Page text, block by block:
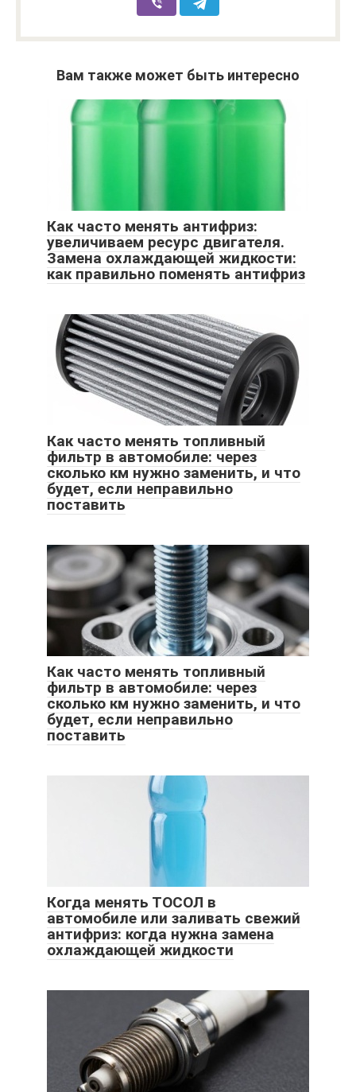
Вам также может быть интересно
Как часто менять антифриз:
увеличиваем ресурс двигателя.
Замена охлаждающей жидкости:
как правильно поменять антифриз
Как часто менять топливный
фильтр в автомобиле: через
сколько км нужно заменить, и что
будет, если неправильно
поставить
Как часто менять топливный
фильтр в автомобиле: через
сколько км нужно заменить, и что
будет, если неправильно
поставить
Когда менять ТОСОЛ в
автомобиле или заливать свежий
антифриз: когда нужна замена
охлаждающей жидкости